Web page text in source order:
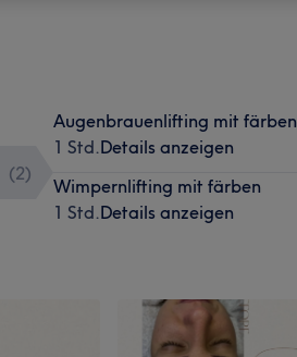
(2)
Augenbrauenlifting mit färben
1 Std.Details anzeigen
Wimpernlifting mit färben
1 Std.Details anzeigen